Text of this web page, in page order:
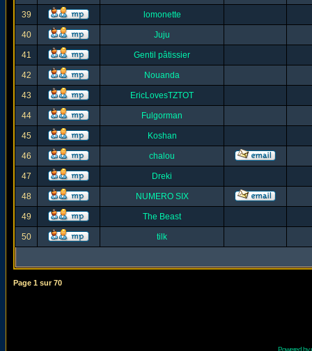
39 lomonette
40 Juju
41 Gentil pâtissier
42 Nouanda
43 EricLovesTZTOT
44 Fulgorman
45 Koshan
46 chalou
47 Dreki
48 NUMERO SIX
49 The Beast
50 tilk
Page 1 sur70
Powered by